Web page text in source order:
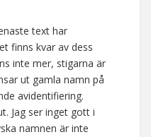
text har
finns kvar av dess
inte mer, stigarna är
ut gamla namn på
avidentifiering.
Jag ser inget gott i
namnen är inte